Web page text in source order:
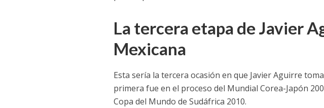
La tercera etapa de Javier
Mexicana
Esta sería la tercera ocasión en que Javier Aguirre
primera fue en el proceso del Mundial Corea-Japón
Copa del Mundo de Sudáfrica 2010.